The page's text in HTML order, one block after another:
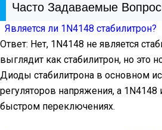
Часто Задаваемые
Является ли 1N4148 стабилитрон?
Ответ: Нет, 1N4148 не является
выглядит как стабилитрон, но это
Диоды стабилитрона в основном
регуляторов напряжения, а 1N4148
быстром переключениях.